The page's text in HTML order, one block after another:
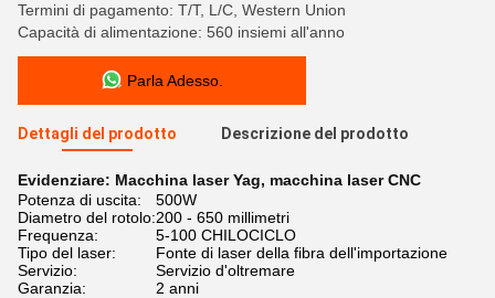
Termini di pagamento: T/T, L/C, Western Union
Capacità di alimentazione: 560 insiemi all'anno
Parla Adesso.
Dettagli del prodotto Descrizione del prodotto
Evidenziare: Macchina laser Yag, macchina laser CNC
Potenza di uscita:
500W
Diametro del rotolo:200 - 650 millimetri
Frequenza:
5-100 CHILOCICLO
Tipo del laser:
Fonte di laser della fibra dell'importazione
Servizio:
Servizio d'oltremare
Garanzia:
2 anni